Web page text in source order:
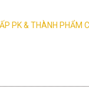
PK & THÀNH PHẨM